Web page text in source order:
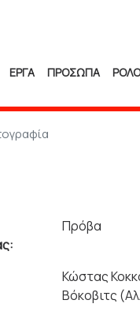
ΕΡΓΑ ΠΡΟΣΩΠΑ
Πρόβα
Κώστας
Βόκοβιτς